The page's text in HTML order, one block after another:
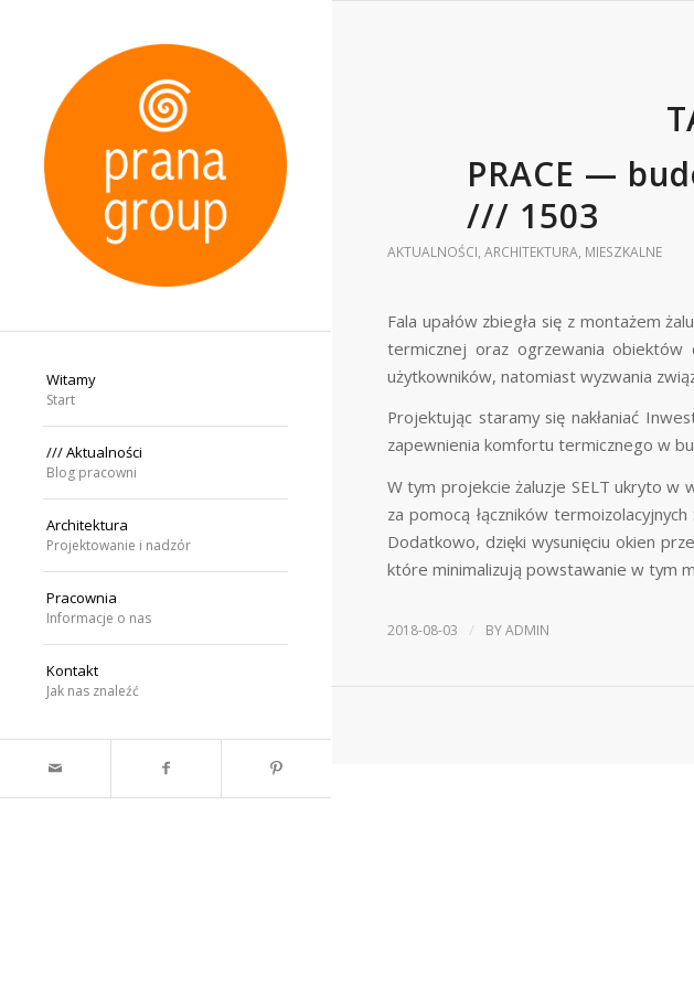
Witamy
Start
/// Aktualności
Blog pracowni
Architektura
Projektowanie i nadzór
Pracownia
Informacje o nas
Kontakt
Jak nas znaleźć
PRACE —
/// 1503
AKTUALNOŚCI, ARCHITEKTURA, MIESZKALNE
Fala upałów zbiegła się z montażem
termicznej oraz ogrzewania
użytkowników, natomiast wyzwania
Projektując staramy się nakłaniać
zapewnienia komfortu termicznego w
W tym projekcie żaluzje SELT ukryto w
za pomocą łączników
Dodatkowo, dzięki wysunięciu okien
które minimalizują powstawanie w tym
2018-08-03 / BYADMIN